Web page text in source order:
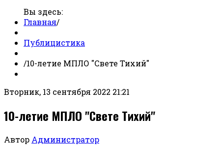
Вы здесь:
Главная/
Публицистика
/10-летие МПЛО "Свете Тихий"
Вторник, 13 сентября 2022 21:21
10-летие МПЛО "Свете Тихий"
Автор Администратор